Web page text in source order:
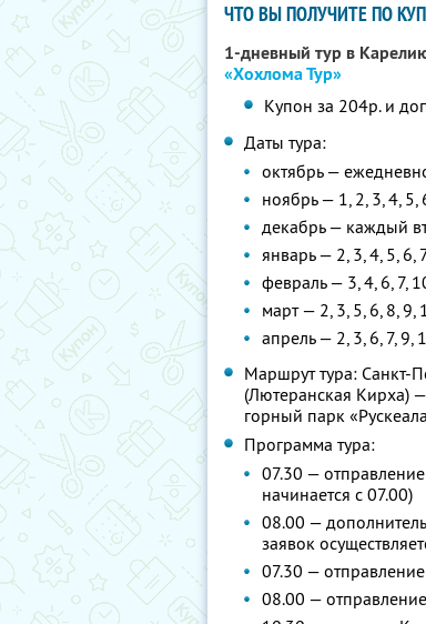
ЧТО ВЫ ПОЛУЧИТЕ ПО
1-дневный тур в
«Хохлома Тур»
Купон за 204р. и
Даты тура:
октябрь —
ноябрь — 1, 2, 3, 4, 5,
декабрь — каждый
январь — 2, 3, 4, 5, 6,
февраль — 3, 4, 6, 7,
март — 2, 3, 5, 6, 8, 9,
апрель — 2, 3, 6, 7, 9,
Маршрут тура: Санкт-
(Лютеранская Кирха)
горный парк
Программа тура:
07.30 —
начинается с 07.00)
08.00 —
заявок
07.30 —
08.00 —